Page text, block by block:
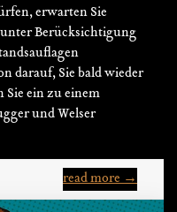
erwarten Sie
Berücksichtigung
darauf, Sie bald wieder
Sie ein zu einem
und Welser
read more →